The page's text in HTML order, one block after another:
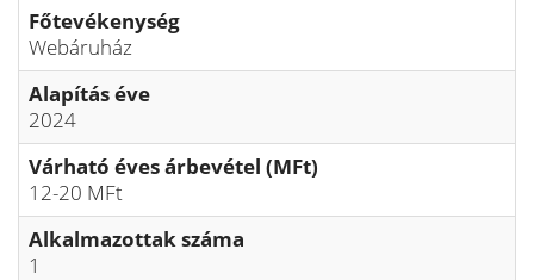
Főtevékenység
Webáruház
Alapítás éve
2024
Várható éves árbevétel (MFt)
12-20 MFt
Alkalmazottak száma
1